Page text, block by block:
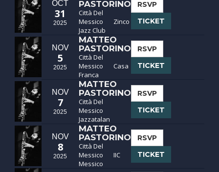
OCT
31
2025
PASTORINO
Città Del
Messico
Zinco
Jazz Club
RSVP
TICKET
NOV
5
2025
MATTEO
PASTORINO
Città Del
Messico
Casa
Franca
RSVP
TICKET
NOV
7
2025
MATTEO
PASTORINO
Città Del
Messico
Jazzatalan
RSVP
TICKET
NOV
8
2025
MATTEO
PASTORINO
Città Del
Messico
IIC
Messico
RSVP
TICKET